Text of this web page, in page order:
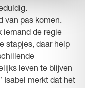
van pas komen.
iemand de regie
stapjes, daar help
leven te blijven
Isabel merkt dat het